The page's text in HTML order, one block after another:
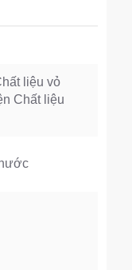
liệu vỏ
Chất liệu